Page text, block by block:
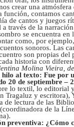
crear una atmósfera
función, contamos
de cantos y juegos
través de la
se encuentra en
como, por
sonoros. Las
son propias del
historia con
Molina Vieira,
hilo al texto: Fue por
20 de septiembre –
lo textil, lo editorial
Tragaluz y escritora),
de lectura de las
de la
preventiva: ¿Cómo